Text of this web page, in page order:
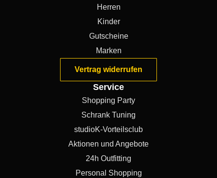
Herren
Kinder
Gutscheine
Marken
Vertrag widerrufen
Service
Shopping Party
Schrank Tuning
studioK-Vorteilsclub
Aktionen und Angebote
24h Outfitting
Personal Shopping